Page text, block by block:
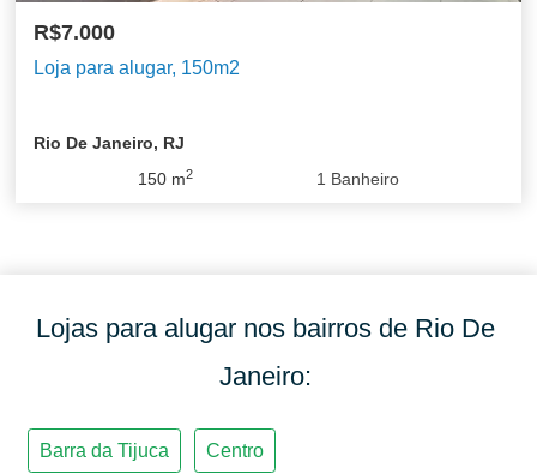
R$7.000
Loja para alugar, 150m2
Rio De Janeiro, RJ
150 m2 1 Banheiro
Lojas para alugar nos bairros de Rio De
Janeiro: